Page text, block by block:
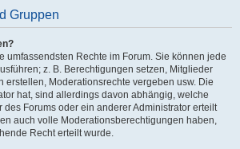
Gruppen
umfassendsten Rechte im Forum. Sie können jede
z. B. Berechtigungen setzen, Mitglieder
erstellen, Moderationsrechte vergeben usw. Die
hat, sind allerdings davon abhängig, welche
des Forums oder ein anderer Administrator erteilt
auch volle Moderationsberechtigungen haben,
Recht erteilt wurde.